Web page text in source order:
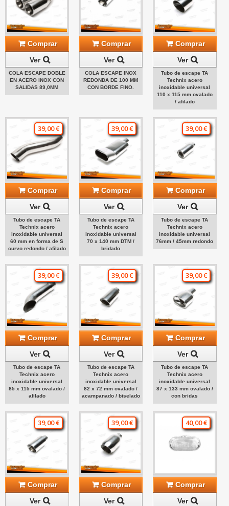
Comprar
Ver
COLA ESCAPE DOBLE
EN ACERO INOX CON
SALIDAS 89,0MM
Comprar
Ver
COLA ESCAPE INOX
REDONDA DE 100 MM
CON BORDE FINO.
Comprar
Ver
Tubo de escape TA
Technix acero
inoxidable universal
110 x 115 mm ovalado
/ afilado
39,00 €
Comprar
Ver
Tubo de escape TA
Technix acero
inoxidable universal
60 mm en forma de S
curvo redondo / afilado
39,00 €
Comprar
Ver
Tubo de escape TA
Technix acero
inoxidable universal
70 x 140 mm DTM /
bridado
39,00 €
Comprar
Ver
Tubo de escape TA
Technix acero
inoxidable universal
76mm / 45mm redondo
39,00 €
Comprar
Ver
Tubo de escape TA
Technix acero
inoxidable universal
85 x 115 mm ovalado /
afilado
39,00 €
Comprar
Ver
Tubo de escape TA
Technix acero
inoxidable universal
82 x 72 mm ovalado /
acampanado / biselado
39,00 €
Comprar
Ver
Tubo de escape TA
Technix acero
inoxidable universal
87 x 133 mm ovalado /
con bridas
39,00 €
Comprar
Ver
39,00 €
Comprar
Ver
40,00 €
Comprar
Ver